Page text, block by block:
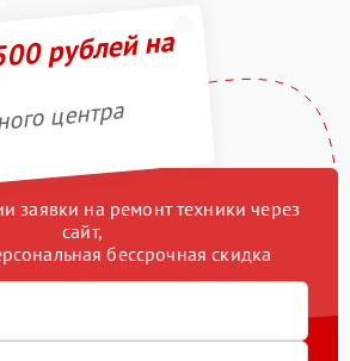
рублей на
центра
заявки на ремонт техники через
сайт,
бессрочная скидка